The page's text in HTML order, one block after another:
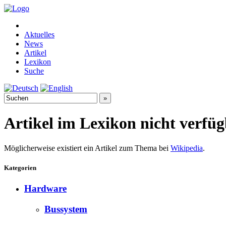
Aktuelles
News
Artikel
Lexikon
Suche
Artikel im Lexikon nicht
Möglicherweise existiert ein Artikel zum Thema bei Wikipedia.
Kategorien
Hardware
Bussystem